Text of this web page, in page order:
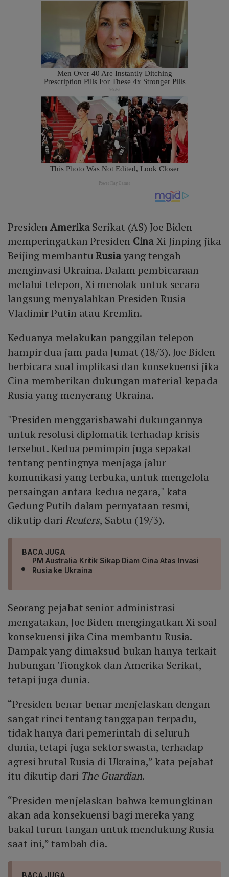
PresidenAmerikaSerikat (AS) Joe Biden
memperingatkan Presiden CinaXi Jinping jika
Beijing membantuRusiayang tengah
menginvasi Ukraina. Dalam pembicaraan
melalui telepon, Xi menolak untuk secara
langsung menyalahkan Presiden Rusia
Vladimir Putin atau Kremlin.
Keduanya melakukan panggilan telepon
hampir dua jam pada Jumat (18/3). Joe Biden
berbicara soal implikasi dan konsekuensi jika
Cina memberikan dukungan material kepada
Rusia yang menyerang Ukraina.
"Presiden menggarisbawahi dukungannya
untuk resolusi diplomatik terhadap krisis
tersebut. Kedua pemimpin juga sepakat
tentang pentingnya menjaga jalur
komunikasi yang terbuka, untuk mengelola
persaingan antara kedua negara," kata
Gedung Putih dalam pernyataan resmi,
dikutip dari Reuters, Sabtu (19/3).
BACA JUGA
PM Australia Kritik Sikap Diam Cina Atas Invasi
Rusia ke Ukraina
Seorang pejabat senior administrasi
mengatakan, Joe Biden mengingatkan Xi soal
konsekuensi jika Cina membantu Rusia.
Dampak yang dimaksud bukan hanya terkait
hubungan Tiongkok dan Amerika Serikat,
tetapi juga dunia.
“Presiden benar-benar menjelaskan dengan
sangat rinci tentang tanggapan terpadu,
tidak hanya dari pemerintah di seluruh
dunia, tetapi juga sektor swasta, terhadap
agresi brutal Rusia di Ukraina,” kata pejabat
itu dikutip dari The Guardian.
“Presiden menjelaskan bahwa kemungkinan
akan ada konsekuensi bagi mereka yang
bakal turun tangan untuk mendukung Rusia
saat ini,” tambah dia.